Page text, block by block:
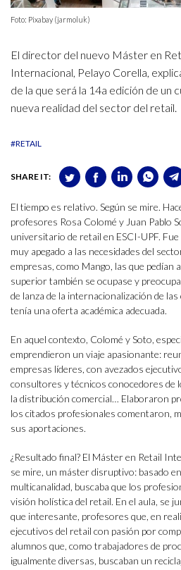
Foto: Pixabay (jarmoluk)
El director del nuevo Máster en
Internacional, Pelayo Corella,
de la que será la 14a edición de un
nueva realidad del sector del retail.
#RETAIL
SHARE IT:
El tiempo es relativo. Según se mire.
profesores Rosa Colomé y Juan Pablo
universitario de retail en ESCI-UPF.
muy apegado a las necesidades del
empresas, como Mango, las que pedían
superior también se ocupase y
de lanza de la internacionalización de
tenía una oferta académica adecuada.
En aquel contexto, Colomé y Soto,
emprendieron un viaje apasionante:
empresas líderes, con avezados
consultores y técnicos conocedores de
la distribución comercial… Elaboraron
los citados profesionales comentaron,
sus aportaciones.
¿Resultado final? El Máster en Retail
se mire, un máster disruptivo: basado
multicanalidad, buscaba que los
visión holística del retail. En el aula, se
que interesante, profesores que, en
ejecutivos del retail con pasión por
alumnos que, como trabajadores de
igualmente diversas, buscaban un